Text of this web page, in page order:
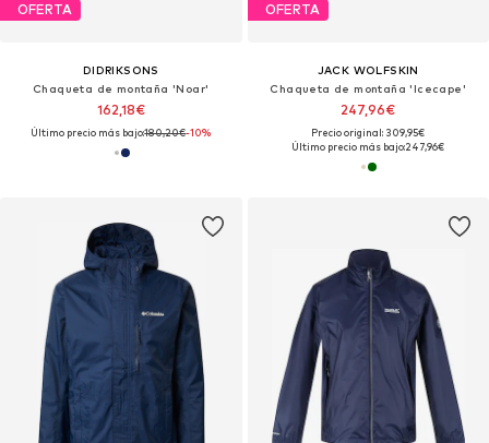
OFERTA
DIDRIKSONS
Chaqueta de montaña 'Noar'
162,18€
Último precio más bajo:180,20€-10%
OFERTA
JACK WOLFSKIN
Chaqueta de montaña 'Icecape'
247,96€
Precio original: 309,95€
Último precio más bajo:247,96€